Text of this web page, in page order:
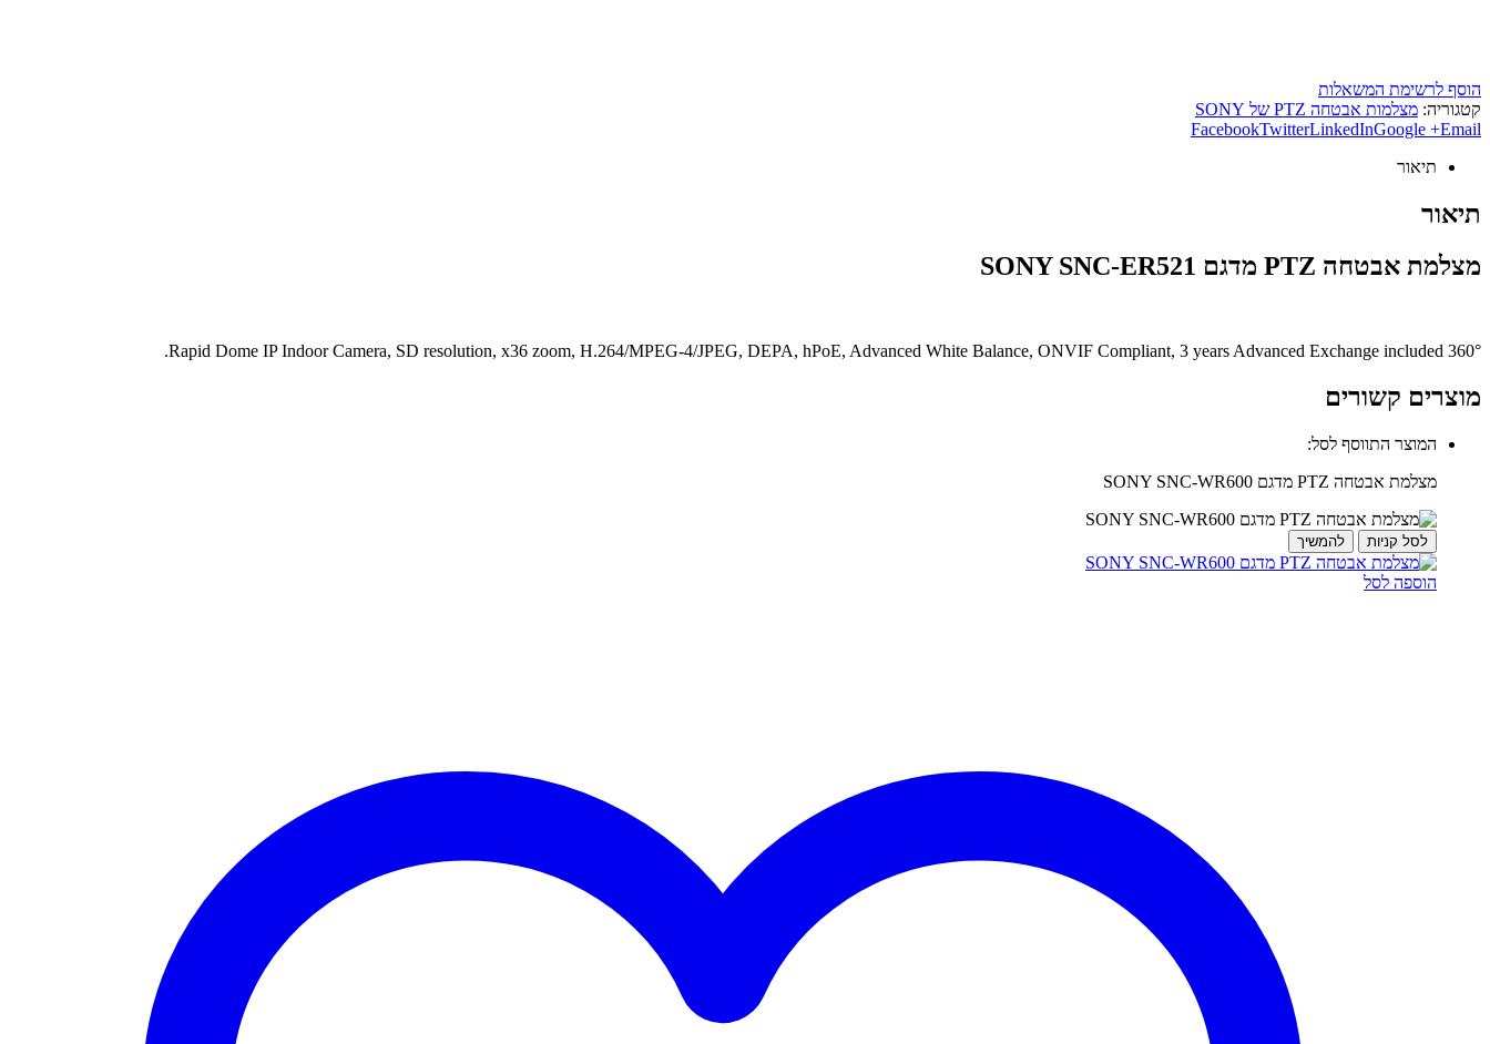
הוסף לרשימת המשאלות
קטגוריה: מצלמות אבטחה PTZ של SONY
FacebookTwitterLinkedInGoogle +Email
תיאור
תיאור
מצלמת אבטחה PTZ מדגם SONY SNC-ER521
360° Rapid Dome IP Indoor Camera, SD resolution, x36 zoom, H.264/MPEG-4/JPEG, DEPA, hPoE, Advanced White Balance, ONVIF Compliant, 3 years Advanced Exchange included.
מוצרים קשורים
המוצר התווסף לסל:
מצלמת אבטחה PTZ מדגם SONY SNC-WR600
לסל קניות להמשיך
הוספה לסל